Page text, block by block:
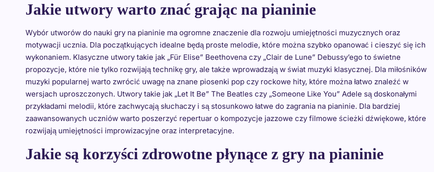
Jakie utwory warto znać grając na pianinie
Wybór utworów do nauki gry na pianinie ma ogromne znaczenie dla rozwoju umiejętności muzycznych oraz
motywacji ucznia. Dla początkujących idealne będą proste melodie, które można szybko opanować i cieszyć się ich
wykonaniem. Klasyczne utwory takie jak „Für Elise” Beethovena czy „Clair de Lune” Debussy’ego to świetne
propozycje, które nie tylko rozwijają technikę gry, ale także wprowadzają w świat muzyki klasycznej. Dla miłośników
muzyki popularnej warto zwrócić uwagę na znane piosenki pop czy rockowe hity, które można łatwo znaleźć w
wersjach uproszczonych. Utwory takie jak „Let It Be” The Beatles czy „Someone Like You” Adele są doskonałymi
przykładami melodii, które zachwycają słuchaczy i są stosunkowo łatwe do zagrania na pianinie. Dla bardziej
zaawansowanych uczniów warto poszerzyć repertuar o kompozycje jazzowe czy filmowe ścieżki dźwiękowe, które
rozwijają umiejętności improwizacyjne oraz interpretacyjne.
Jakie są korzyści zdrowotne płynące z gry na pianinie